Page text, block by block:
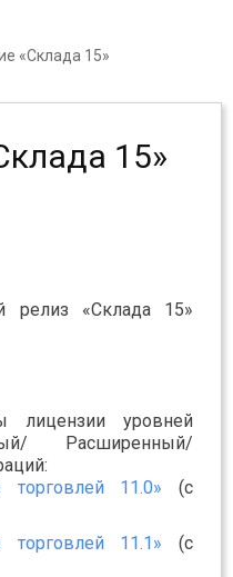
«Склада 15»
15»
релиз «Склада 15»
лицензии уровней
Расширенный/
торговлей 11.0» (с
торговлей 11.1» (с